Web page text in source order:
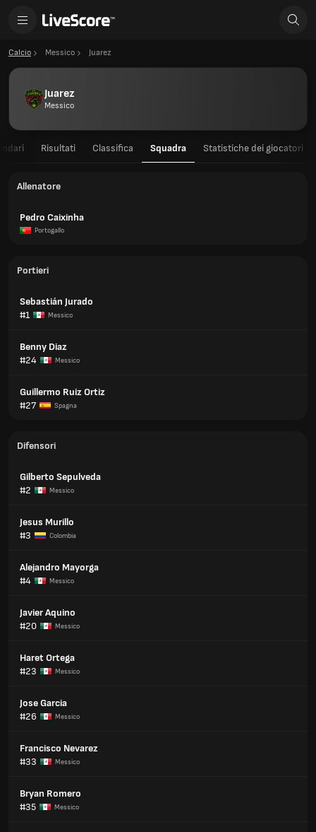
Calcio Messico Juarez
Juarez
Messico
Risultati Classifica Squadra Statistiche dei giocatori
Allenatore
Pedro Caixinha
Portogallo
Portieri
Sebastián Jurado
#1
Messico
Benny Diaz
#24
Messico
Guillermo Ruiz Ortiz
#27
Spagna
Difensori
Gilberto Sepulveda
#2
Messico
Jesus Murillo
#3
Colombia
Alejandro Mayorga
#4
Messico
Javier Aquino
#20
Messico
Haret Ortega
#23
Messico
Jose Garcia
#26
Messico
Francisco Nevarez
#33
Messico
Bryan Romero
#35
Messico